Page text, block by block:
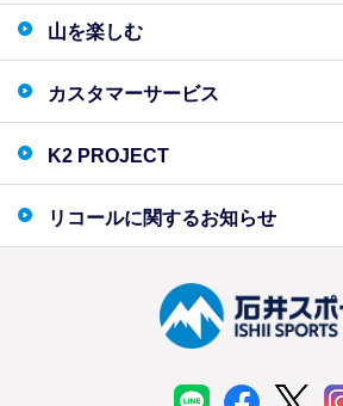
山を楽しむ
カスタマーサービス
K2 PROJECT
リコールに関するお知らせ